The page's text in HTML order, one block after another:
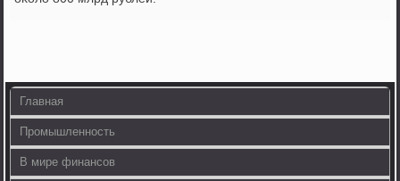
Главная
Промышленность
В мире финансов